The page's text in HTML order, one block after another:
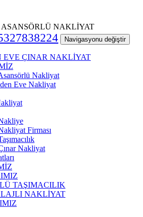
NAKLİYAT
Navigasyonu değiştir
EVE ÇINAR NAKLİYAT
Nakliyat
Eve Nakliyat
Firması
Nakliyat
TAŞIMACILIK
NAKLİYAT